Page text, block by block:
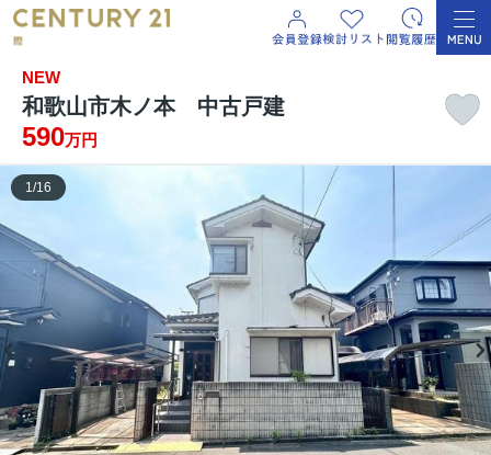
NEW
和歌山市木ノ本 中古戸建
590万円
1/16